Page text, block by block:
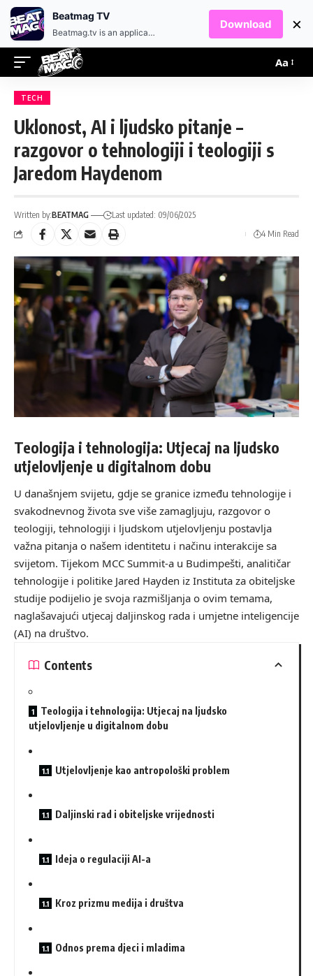
Aa
TECH
Uklonost, AI i ljudsko pitanje –
razgovor o tehnologiji i teologiji s
Jaredom Haydenom
Written by:BEATMAG
Last updated: 09/06/2025
4 Min Read
Teologija i tehnologija: Utjecaj na ljudsko
utjelovljenje u digitalnom dobu
U današnjem svijetu, gdje se granice između tehnologije i
svakodnevnog života sve više zamagljuju, razgovor o
teologiji, tehnologiji i ljudskom utjelovljenju postavlja
važna pitanja o našem identitetu i načinu interakcije sa
svijetom. Tijekom MCC Summit-a u Budimpešti, analitičar
tehnologije i politike Jared Hayden iz Instituta za obiteljske
studije podijelio je svoja razmišljanja o ovim temama,
naglašavajući utjecaj daljinskog rada i umjetne inteligencije
(AI) na društvo.
Contents
Teologija i tehnologija: Utjecaj na ljudsko
utjelovljenje u digitalnom dobu
Utjelovljenje kao antropološki problem
Daljinski rad i obiteljske vrijednosti
Ideja o regulaciji AI-a
Kroz prizmu medija i društva
Odnos prema djeci i mladima
Beatmag TV
Beatmag.tv is an application designed for fans of electronic music.
Download ×